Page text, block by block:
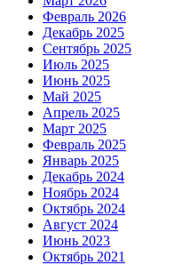
Февраль 2026
Декабрь 2025
Сентябрь 2025
Июль 2025
Июнь 2025
Май 2025
Апрель 2025
Март 2025
Февраль 2025
Январь 2025
Декабрь 2024
Ноябрь 2024
Октябрь 2024
Август 2024
Июнь 2023
Октябрь 2021